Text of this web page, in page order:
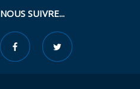
NOUS SUIVRE...